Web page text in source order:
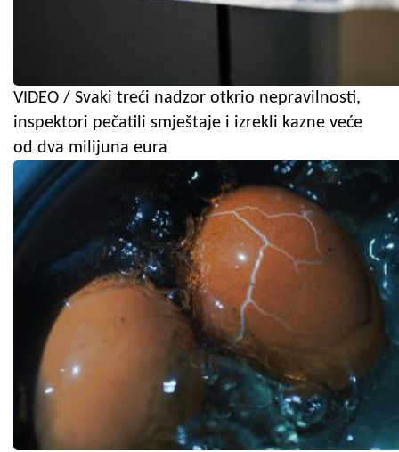
VIDEO / Svaki treći nadzor otkrio nepravilnosti,
inspektori pečatili smještaje i izrekli kazne veće
od dva milijuna eura